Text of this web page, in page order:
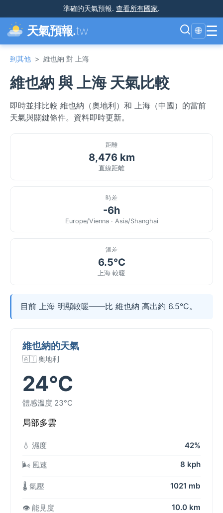
準確的天氣預報. 查看所有國家.
天氣預報.tw 🌐 ☰
到其他 > 維也納 對 上海
維也納 與 上海 天氣比較
即時並排比較 維也納（奧地利）和 上海（中國）的當前
天氣與關鍵條件。資料即時更新。
距離
8,476 km
直線距離
時差
-6h
Europe/Vienna · Asia/Shanghai
溫差
6.5°C
上海 較暖
目前 上海 明顯較暖——比 維也納 高出約 6.5°C。
維也納的天氣
🇦🇹 奧地利
24°C
體感溫度 23°C
局部多雲
💧 濕度 42%
🌬️ 風速 8 kph
🌡️ 氣壓 1021 mb
👁️ 能見度 10.0 km